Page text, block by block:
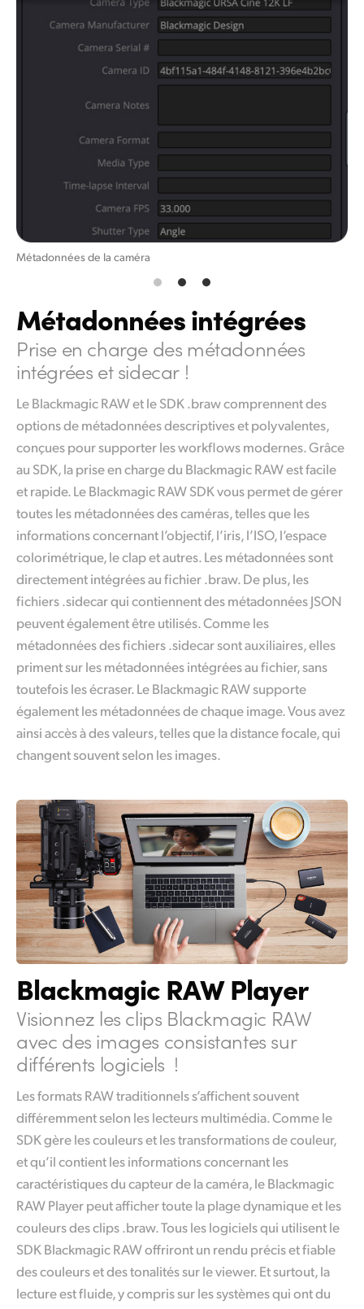
Métadonnées de la caméra
Métadonnées intégrées
Prise en charge des métadonnées
intégrées et sidecar !
Le Blackmagic RAW et le SDK .braw comprennent des
options de métadonnées descriptives et polyvalentes,
conçues pour supporter les workflows modernes. Grâce
au SDK, la prise en charge du Blackmagic RAW est facile
et rapide. Le Blackmagic RAW SDK vous permet de gérer
toutes les métadonnées des caméras, telles que les
informations concernant l’objectif, l’iris, l’ISO, l’espace
colorimétrique, le clap et autres. Les métadonnées sont
directement intégrées au fichier .braw. De plus, les
fichiers .sidecar qui contiennent des métadonnées JSON
peuvent également être utilisés. Comme les
métadonnées des fichiers .sidecar sont auxiliaires, elles
priment sur les métadonnées intégrées au fichier, sans
toutefois les écraser. Le Blackmagic RAW supporte
également les métadonnées de chaque image. Vous avez
ainsi accès à des valeurs, telles que la distance focale, qui
changent souvent selon les images.
Blackmagic RAW Player
Visionnez les clips Blackmagic RAW
avec des images consistantes sur
différents logiciels !
Les formats RAW traditionnels s’affichent souvent
différemment selon les lecteurs multimédia. Comme le
SDK gère les couleurs et les transformations de couleur,
et qu’il contient les informations concernant les
caractéristiques du capteur de la caméra,le Blackmagic
RAW Player peut afficher toute la plage dynamique et les
couleurs des clips .braw. Tous les logiciels qui utilisent le
SDK Blackmagic RAW offriront un rendu précis et fiable
des couleurs et des tonalités sur le viewer. Et surtout,la
lectureest fluide, y compris sur les systèmes qui ont du